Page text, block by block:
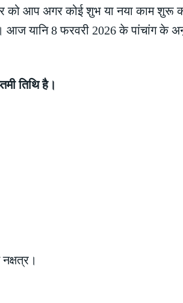
को आप अगर कोई शुभ या नया काम
यानि 8 फरवरी 2026 के पांचांग के
तिथि है।